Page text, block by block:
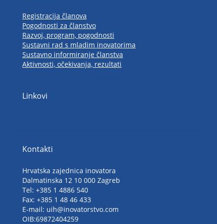
Registracija članova
Pogodnosti za članstvo
Razvoj, program, pogodnosti
Sustavni rad s mladim inovatorima
Sustavno informiranje članstva
Aktivnosti, očekivanja, rezultati
Linkovi
Kontakti
Hrvatska zajednica inovatora
Dalmatinska 12 10 000 Zagreb
Tel: +385 1 4886 540
Fax: +385 1 48 46 433
E-mail: uih@inovatorstvo.com
OIB:69872404259